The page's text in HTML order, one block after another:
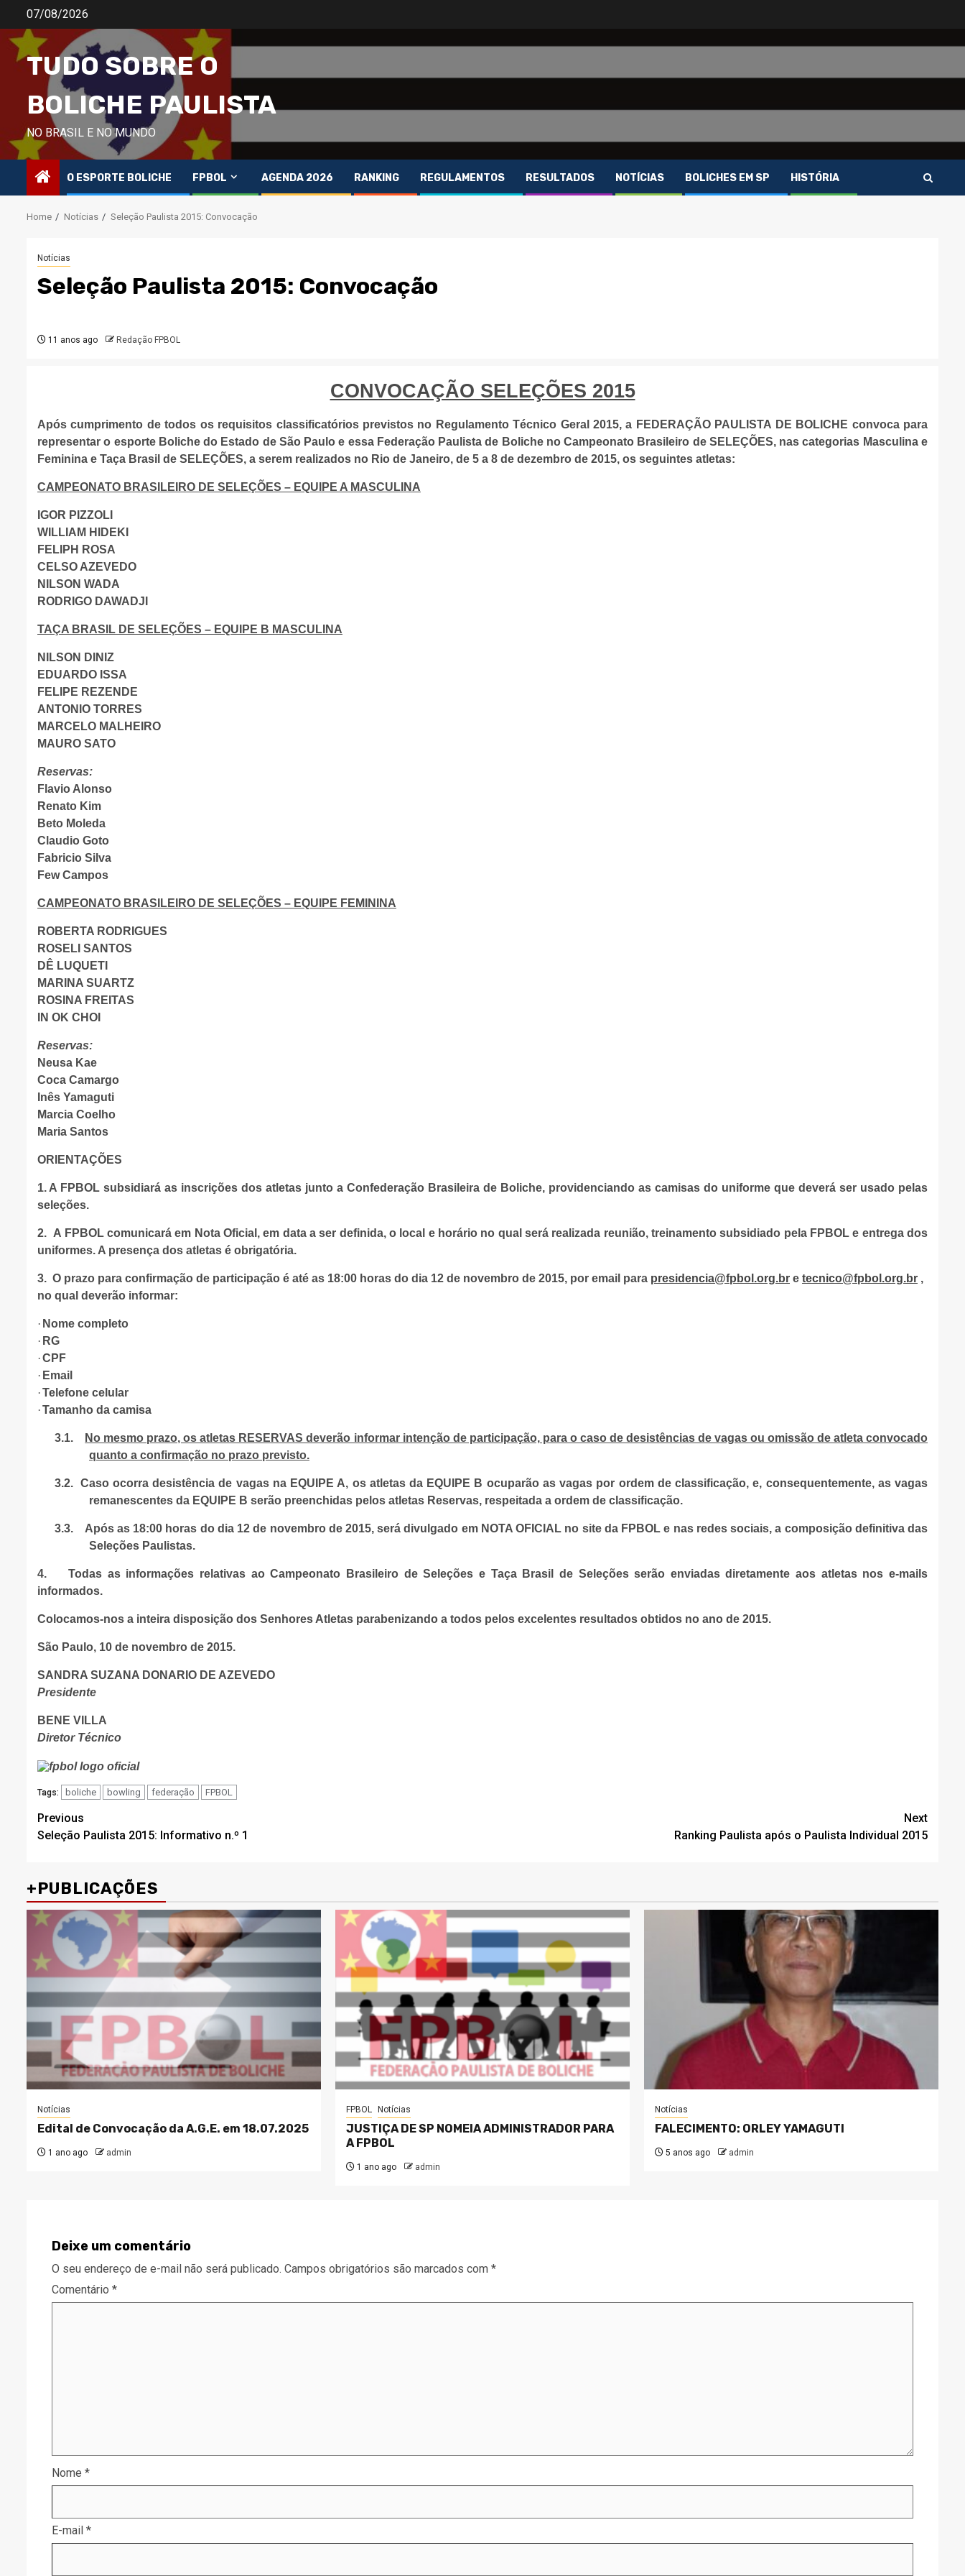
content
07/08/2026
TUDO SOBRE O
BOLICHE PAULISTA
NO BRASIL E NO MUNDO
O ESPORTE BOLICHE FPBOL AGENDA 2026 RANKING REGULAMENTOS RESULTADOS NOTÍCIAS BOLICHES EM SP HISTÓRIA
Home Notícias Seleção Paulista 2015: Convocação
Notícias
Seleção Paulista 2015: Convocação
11 anos ago Redação FPBOL
CONVOCAÇÃO SELEÇÕES 2015
Após cumprimento de todos os requisitos classificatórios previstos no Regulamento Técnico Geral 2015, a FEDERAÇÃO PAULISTA DE BOLICHE convoca para
representar o esporte Boliche do Estado de São Paulo e essa Federação Paulista de Boliche no Campeonato Brasileiro de SELEÇÕES, nas categorias Masculina e
Feminina e Taça Brasil de SELEÇÕES, a serem realizados no Rio de Janeiro, de 5 a 8 de dezembro de 2015, os seguintes atletas:
CAMPEONATO BRASILEIRO DE SELEÇÕES – EQUIPE A MASCULINA
IGOR PIZZOLI
WILLIAM HIDEKI
FELIPH ROSA
CELSO AZEVEDO
NILSON WADA
RODRIGO DAWADJI
TAÇA BRASIL DE SELEÇÕES – EQUIPE B MASCULINA
NILSON DINIZ
EDUARDO ISSA
FELIPE REZENDE
ANTONIO TORRES
MARCELO MALHEIRO
MAURO SATO
Reservas:
Flavio Alonso
Renato Kim
Beto Moleda
Claudio Goto
Fabricio Silva
Few Campos
CAMPEONATO BRASILEIRO DE SELEÇÕES – EQUIPE FEMININA
ROBERTA RODRIGUES
ROSELI SANTOS
DÊ LUQUETI
MARINA SUARTZ
ROSINA FREITAS
IN OK CHOI
Reservas:
Neusa Kae
Coca Camargo
Inês Yamaguti
Marcia Coelho
Maria Santos
ORIENTAÇÕES
1. A FPBOL subsidiará as inscrições dos atletas junto a Confederação Brasileira de Boliche, providenciando as camisas do uniforme que deverá ser usado pelas
seleções.
2. A FPBOL comunicará em Nota Oficial, em data a ser definida, o local e horário no qual será realizada reunião, treinamento subsidiado pela FPBOL e entrega dos
uniformes. A presença dos atletas é obrigatória.
3. O prazo para confirmação de participação é até as 18:00 horas do dia 12 de novembro de 2015, por email para presidencia@fpbol.org.br e tecnico@fpbol.org.br ,
no qual deverão informar:
· Nome completo
· RG
·CPF
· Email
·Telefone celular
·Tamanho da camisa
3.1.
No mesmo prazo, os atletas RESERVAS deverão informar intenção de participação, para o caso de desistências de vagas ou omissão de atleta convocado
quanto a confirmação no prazo previsto.
3.2. Caso ocorra desistência de vagas na EQUIPE A, os atletas da EQUIPE B ocuparão as vagas por ordem de classificação, e, consequentemente, as vagas
remanescentes da EQUIPE B serão preenchidas pelos atletas Reservas, respeitada a ordem de classificação.
3.3.
Após as 18:00 horas do dia 12 de novembro de 2015, será divulgado em NOTA OFICIAL no site da FPBOL e nas redes sociais, a composição definitiva das
Seleções Paulistas.
4.
Todas as informações relativas ao Campeonato Brasileiro de Seleções e Taça Brasil de Seleções serão enviadas diretamente aos atletas nos e-mails
informados.
Colocamos-nos a inteira disposição dos Senhores Atletas parabenizando a todos pelos excelentes resultados obtidos no ano de 2015.
São Paulo, 10 de novembro de 2015.
SANDRA SUZANA DONARIO DE AZEVEDO
Presidente
BENE VILLA
Diretor Técnico
Tags: boliche bowling federação FPBOL
Post
navigation
Previous
Seleção Paulista 2015: Informativo n.º 1
Next
Ranking Paulista após o Paulista Individual 2015
+PUBLICAÇÕES
Notícias
Edital de Convocação da A.G.E. em 18.07.2025
1 ano ago admin
FPBOL Notícias
JUSTIÇA DE SP NOMEIA ADMINISTRADOR PARA
A FPBOL
1 ano ago admin
Notícias
FALECIMENTO: ORLEY YAMAGUTI
5 anos ago admin
Deixe um comentário
O seu endereço de e-mail não será publicado. Campos obrigatórios são marcados com *
Comentário *
Nome *
E-mail *